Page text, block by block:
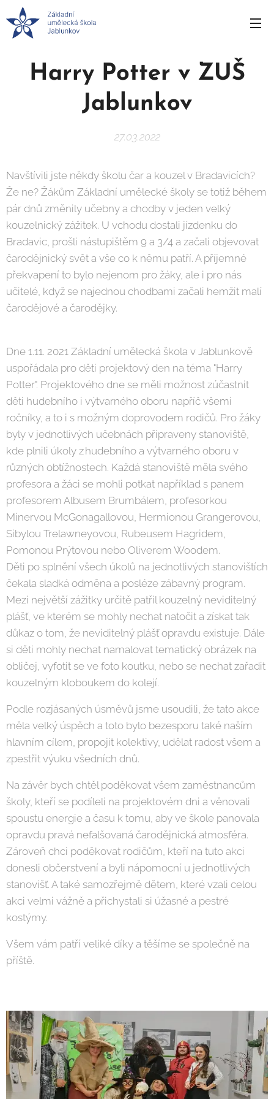
Harry Potter v ZUŠ
Jablunkov
27.03.2022
Navštívili jste někdy školu čar a kouzel v Bradavicích?
Že ne? Žákům Základní umělecké školy se totiž během
pár dnů změnily učebny a chodby v jeden velký
kouzelnický zážitek. U vchodu dostali jízdenku do
Bradavic, prošli nástupištěm 9 a 3/4 a začali objevovat
čarodějnický svět a vše co k němu patří. A příjemné
překvapení to bylo nejenom pro žáky, ale i pro nás
učitelé, když se najednou chodbami začali hemžit malí
čarodějové a čarodějky.
Dne 1.11. 2021 Základní umělecká škola v Jablunkově
uspořádala pro děti projektový den na téma "Harry
Potter". Projektového dne se měli možnost zúčastnit
děti hudebního i výtvarného oboru napříč všemi
ročníky, a to i s možným doprovodem rodičů. Pro žáky
byly v jednotlivých učebnách připraveny stanoviště,
kde plnili úkoly z hudebního a výtvarného oboru v
různých obtížnostech. Každá stanoviště měla svého
profesora a žáci se mohli potkat například s panem
profesorem Albusem Brumbálem, profesorkou
Minervou McGonagallovou, Hermionou Grangerovou,
Sibylou Trelawneyovou, Rubeusem Hagridem,
Pomonou Prýtovou nebo Oliverem Woodem.
Děti po splnění všech úkolů na jednotlivých stanovištích
čekala sladká odměna a posléze zábavný program.
Mezi největší zážitky určitě patřil kouzelný neviditelný
plášť, ve kterém se mohly nechat natočit a získat tak
důkaz o tom, že neviditelný plášť opravdu existuje. Dále
si děti mohly nechat namalovat tematický obrázek na
obličej, vyfotit se ve foto koutku, nebo se nechat zařadit
kouzelným kloboukem do kolejí.
Podle rozjásaných úsměvů jsme usoudili, že tato akce
měla velký úspěch a toto bylo bezesporu také naším
hlavním cílem, propojit kolektivy, udělat radost všem a
zpestřit výuku všedních dnů.
Na závěr bych chtěl poděkovat všem zaměstnancům
školy, kteří se podíleli na projektovém dni a věnovali
spoustu energie a času k tomu, aby ve škole panovala
opravdu pravá nefalšovaná čarodějnická atmosféra.
Zároveň chci poděkovat rodičům, kteří na tuto akci
donesli občerstvení a byli nápomocní u jednotlivých
stanovišť. A také samozřejmě dětem, které vzali celou
akci velmi vážně a přichystali si úžasné a pestré
kostýmy.
Všem vám patří veliké díky a těšíme se společně na
příště.